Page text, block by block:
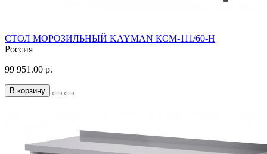
СТОЛ МОРОЗИЛЬНЫЙ KAYMAN КСМ-111/60-Н
Россия
99 951.00 р.
В корзину